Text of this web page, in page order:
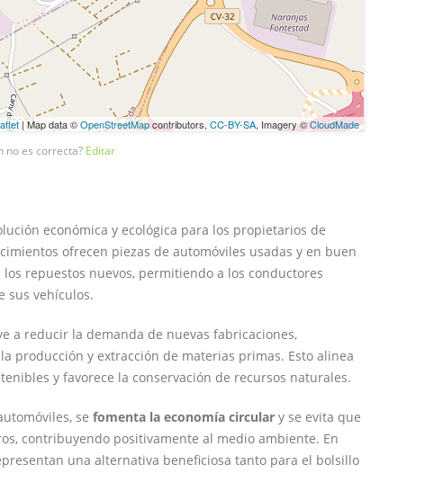
| Map data ©OpenStreetMapcontributors, CC-BY-SA, Imagery ©CloudMade
no es correcta? Editar
económica y ecológica para los propietarios de
ofrecen piezas de automóviles usadas y en buen
repuestos nuevos, permitiendo a los conductores
sus vehículos.
a reducir la demanda de nuevas fabricaciones,
producción y extracción de materias primas. Esto alinea
y favorece la conservación de recursos naturales.
se fomenta la economía circular y se evita que
contribuyendo positivamente al medio ambiente. En
una alternativa beneficiosa tanto para el bolsillo